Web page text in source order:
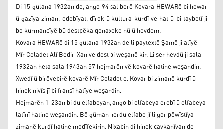
Di 15 gulana 1932an de, ango 94 sal berê Kovara HEWARê bi hewar
û gazîya ziman, edebîyat, dîrok û kultura kurdî ve hat û bi taybetî ji
bo kurmancîyê bû destpêka qonaxeke nû û hevdem.
Kovara HEWARê di 15 gulana 1932an de li paytextê Şamê ji alîyê
Mîr Celadet Alî Bedir-Xan ve dest bi weşanê kir. Li ser hevdû ji sala
1932an heta sala 1943an 57 hejmarên vê kovarê hatine weşandin.
Xwedî û birêvebirê kovarê Mîr Celadet e. Kovar bi zimanê kurdî û
hinek nivîs jî bi fransî hatîye weşandin.
Hejmarên 1-23an bi du elfabeyan, ango bi elfabeya erebî û elfabeya
latînî hatine weşandin. Bê gûman herdu elfabe jî li gor pêwîstîya